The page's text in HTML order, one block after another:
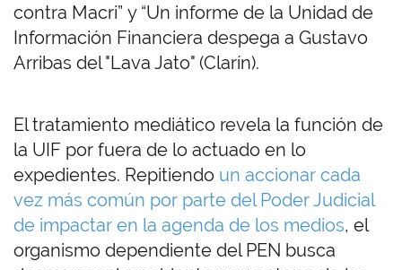
contra Macri” y “Un informe de la Unidad de
Información Financiera despega a Gustavo
Arribas del "Lava Jato" (Clarín).
El tratamiento mediático revela la función de
la UIF por fuera de lo actuado en lo
expedientes. Repitiendo un accionar cada
vez más común por parte del Poder Judicial
de impactar en la agenda de los medios, el
organismo dependiente del PEN busca